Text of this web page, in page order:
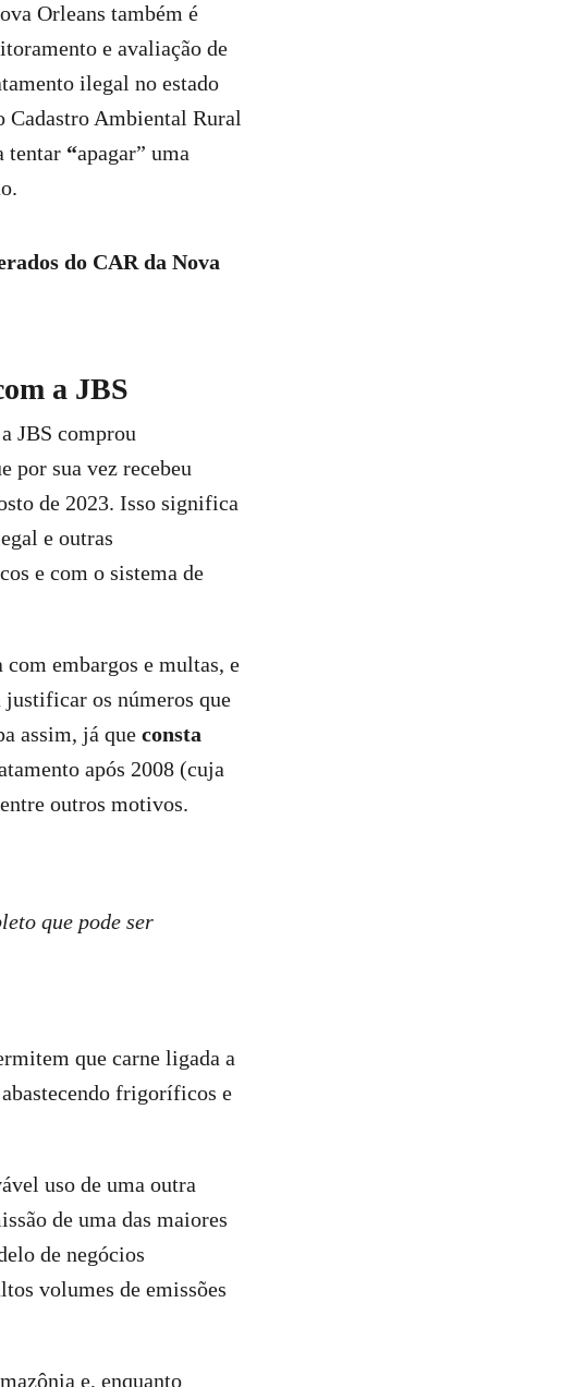
Orleans também é
e avaliação de
ilegal no estado
Cadastro Ambiental Rural
tentar “apagar” uma
do CAR da Nova
a JBS
JBS comprou
por sua vez recebeu
de 2023. Isso significa
e outras
e com o sistema de
embargos e multas, e
justificar os números que
assim, já que consta
após 2008 (cuja
outros motivos.
que pode ser
que carne ligada a
frigoríficos e
uso de uma outra
de uma das maiores
de negócios
volumes de emissões
e, enquanto